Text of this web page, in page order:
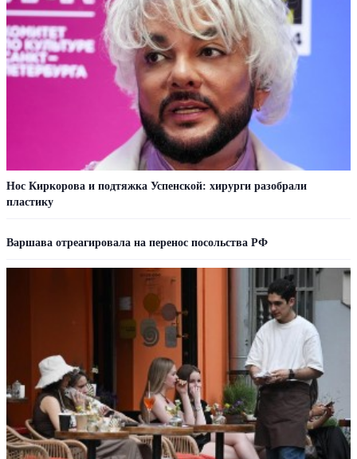
Нос Киркорова и подтяжка Успенской: хирурги разобрали
пластику
Варшава отреагировала на перенос посольства РФ